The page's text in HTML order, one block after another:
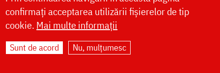
Când cei îndoliați la înmormântarea ta ți-
au dus sfântul trup la cimitir, ei au văzut
un stol de păsări de vară zburând
confirmați acceptarea utilizării fișierelor de tip
cookie. Mai multe informații
Sunt de acord Nu, mulțumesc